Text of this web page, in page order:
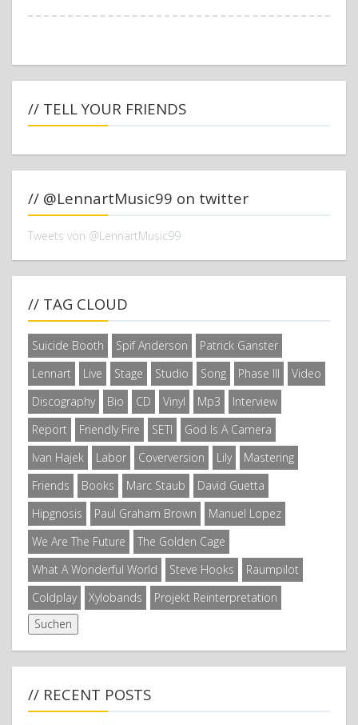
// TELL YOUR FRIENDS
// @LennartMusic99 on twitter
Tweets von @LennartMusic99
// TAG CLOUD
Suicide Booth Spif Anderson
Patrick Ganster
Lennart
Live Stage Studio Song Phase III
Video
Discography
Bio CD Vinyl Mp3
Interview
Report
Friendly Fire SETI
God Is A Camera
Ivan Hajek
Labor Coverversion Lily
Mastering
Friends
Books Marc Staub
David Guetta
Hipgnosis
Paul Graham Brown
Manuel Lopez
We Are The Future
The Golden Cage
What A Wonderful World
Steve Hooks
Raumpilot
Coldplay
Xylobands Projekt Reinterpretation
// RECENT POSTS